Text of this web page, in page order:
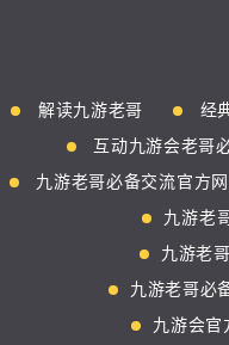
解读九游老哥 经
互动九游会老哥
九游老哥必备交流官方
九游老
九游老
九游老哥必
九游会